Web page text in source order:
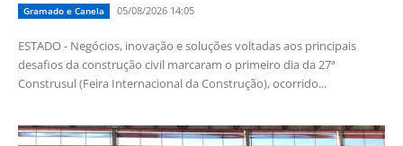
Gramado e Canela 05/08/2026 14:05
ESTADO - Negócios, inovação e soluções voltadas aos principais
desafios da construção civil marcaram o primeiro dia da 27ª
Construsul (Feira Internacional da Construção), ocorrido...